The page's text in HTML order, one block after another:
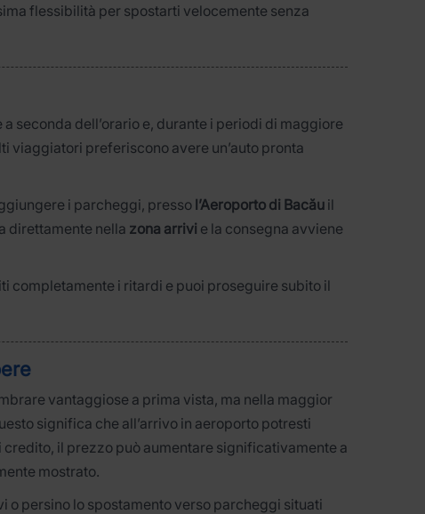
flessibilità per spostarti velocemente senza
seconda dell’orario e, durante i periodi di maggiore
viaggiatori preferiscono avere un’auto pronta
i parcheggi, presso l’Aeroporto di Bacău il
direttamente nella zona arrivi e la consegna avviene
completamente i ritardi e puoi proseguire subito il
vantaggiose a prima vista, ma nella maggior
significa che all’arrivo in aeroporto potresti
il prezzo può aumentare significativamente a
mostrato.
o persino lo spostamento verso parcheggi situati